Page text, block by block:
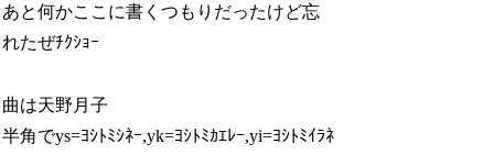
あと何かここに書くつもりだったけど忘
れたぜﾁｸｼｮｰ
曲は天野月子
半角でys=ﾖｼﾄﾐｼﾈｰ,yk=ﾖｼﾄﾐｶｴﾚｰ,yi=ﾖｼﾄﾐｲﾗﾈ